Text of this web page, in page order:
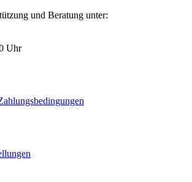
und Beratung unter:
Uhr